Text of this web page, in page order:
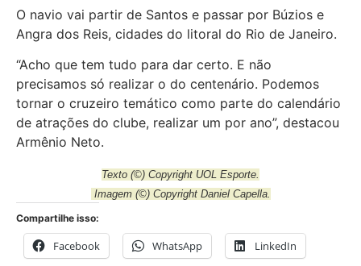
O navio vai partir de Santos e passar por Búzios e
Angra dos Reis, cidades do litoral do Rio de Janeiro.
“Acho que tem tudo para dar certo. E não
precisamos só realizar o do centenário. Podemos
tornar o cruzeiro temático como parte do calendário
de atrações do clube, realizar um por ano”, destacou
Armênio Neto.
Texto (©) Copyright UOL Esporte.
Imagem (©) Copyright Daniel Capella.
Compartilhe isso:
Facebook WhatsApp LinkedIn